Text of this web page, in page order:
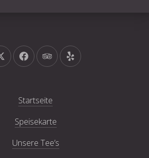
Neues Fenster
Neues Fenster
Neues FensterNeues Fenster
Startseite
Speisekarte
Unsere Tee’s